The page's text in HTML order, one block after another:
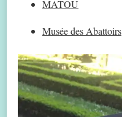
MATOU
Musée des Abattoirs